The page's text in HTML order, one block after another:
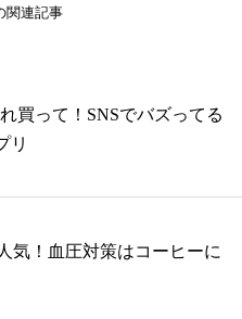
関連記事
れ買って！SNSでバズってる
リ
気！血圧対策はコーヒーに